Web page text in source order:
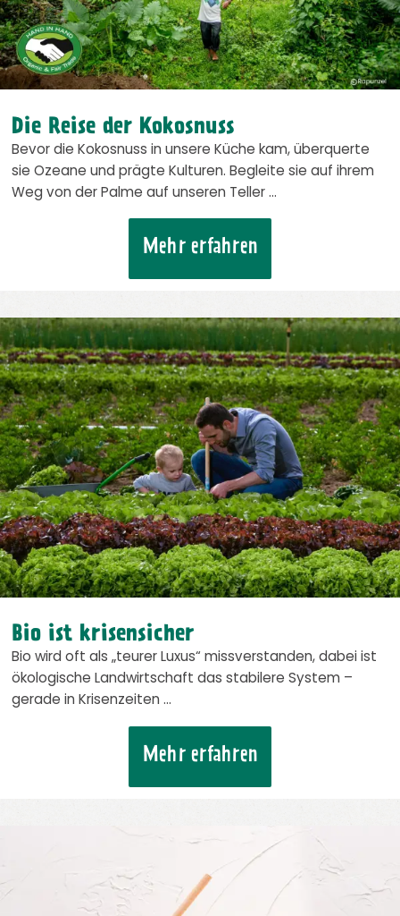
Die Reise der Kokosnuss
Bevor die Kokosnuss in unsere Küche kam, überquerte
sie Ozeane und prägte Kulturen. Begleite sie auf ihrem
Weg von der Palme auf unseren Teller …
Mehr erfahren
Bio ist krisensicher
Bio wird oft als „teurer Luxus“ missverstanden, dabei ist
ökologische Landwirtschaft das stabilere System –
gerade in Krisenzeiten …
Mehr erfahren